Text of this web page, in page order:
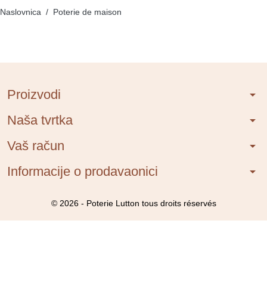
Naslovnica Poterie de maison
Proizvodi arrow_drop_down
Naša tvrtka arrow_drop_down
Vaš račun arrow_drop_down
Informacije o prodavaonici arrow_drop_down
© 2026 - Poterie Lutton tous droits réservés